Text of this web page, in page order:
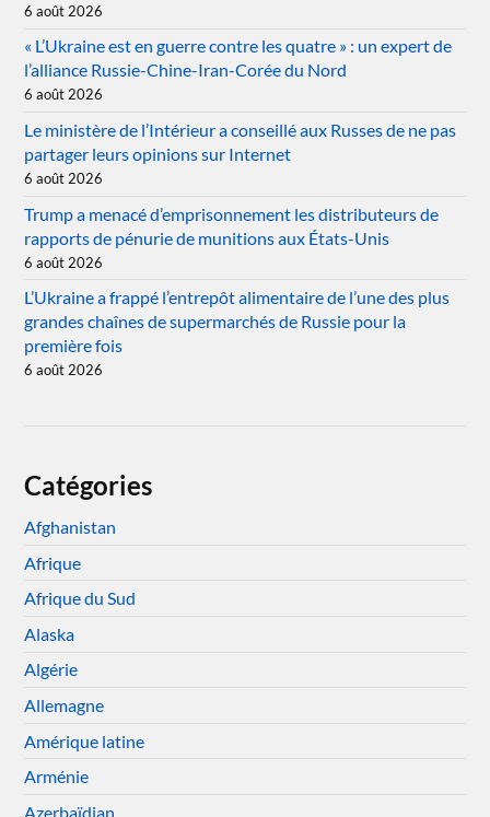
6 août 2026
« L’Ukraine est en guerre contre les quatre » : un expert de
l’alliance Russie-Chine-Iran-Corée du Nord
6 août 2026
Le ministère de l’Intérieur a conseillé aux Russes de ne pas
partager leurs opinions sur Internet
6 août 2026
Trump a menacé d’emprisonnement les distributeurs de
rapports de pénurie de munitions aux États-Unis
6 août 2026
L’Ukraine a frappé l’entrepôt alimentaire de l’une des plus
grandes chaînes de supermarchés de Russie pour la
première fois
6 août 2026
Catégories
Afghanistan
Afrique
Afrique du Sud
Alaska
Algérie
Allemagne
Amérique latine
Arménie
Azerbaïdjan